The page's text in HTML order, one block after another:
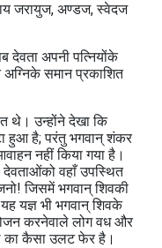
जरायुज, अण्डज, स्वेदज
देवता अपनी पत्नियोंके
समान प्रकाशित
थे। उन्होंने देखा कि
हुआ है; परंतु भगवान्‌ शंकर
नहीं किया गया है।
वहाँ उपस्थित
जिसमें भगवान्‌ शिवकी
यज्ञ भी भगवान्‌ शिवके
करनेवाले लोग वध और
का कैसा उलट फेर है।